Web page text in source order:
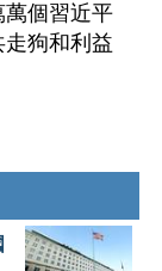
個習近平
狗和利益